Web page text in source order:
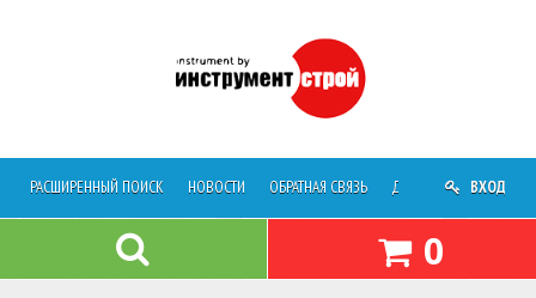
РАСШИРЕННЫЙ ПОИСК НОВОСТИ ОБРАТНАЯ СВЯЗЬ ДОСТАВКА О
ВХОД
0